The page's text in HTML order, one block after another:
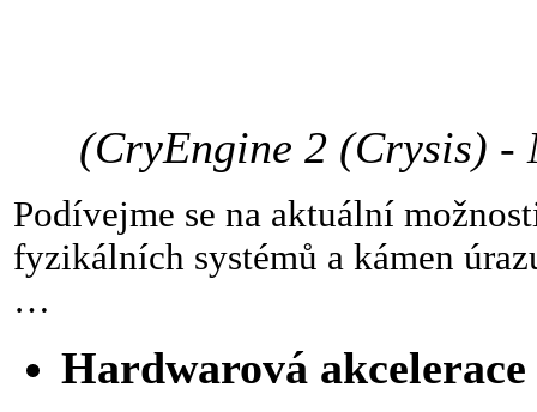
(CryEngine 2 (Crysis) -
Podívejme se na aktuální
fyzikálních systémů a kámen
…
Hardwarová